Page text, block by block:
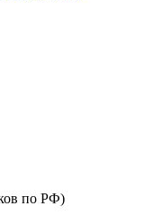
по РФ)